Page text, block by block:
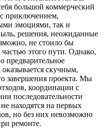
большой коммерческий
приключением,
эмоциями, так и
решения, неожиданные
не стоило бы
этого пути. Однако,
предварительное
скучным,
завершения проекта. Мы
координации с
последовательности
находятся на первых
но без них невозможно
ремонте.